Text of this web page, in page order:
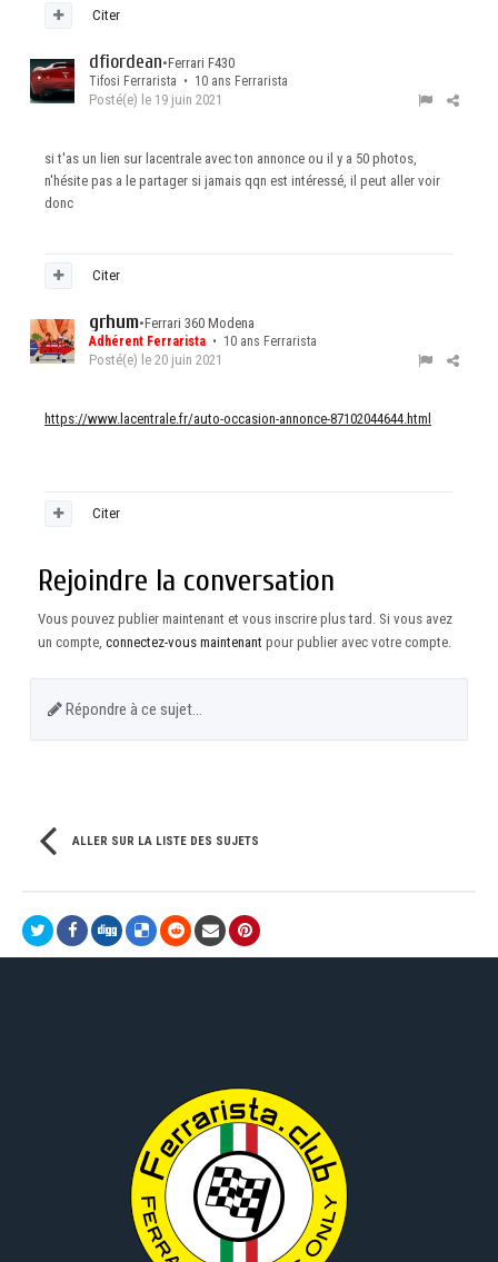
Citer
dfiordean•Ferrari F430
Tifosi Ferrarista • 10 ans Ferrarista
Posté(e) le 19 juin 2021
si t'as un lien sur lacentrale avec ton annonce ou il y a 50 photos,
n'hésite pas a le partager si jamais qqn est intéressé, il peut aller voir
donc
Citer
grhum•Ferrari 360 Modena
Adhérent Ferrarista • 10 ans Ferrarista
Posté(e) le 20 juin 2021
https://www.lacentrale.fr/auto-occasion-annonce-87102044644.html
Citer
Rejoindre la conversation
Vous pouvez publier maintenant et vous inscrire plus tard. Si vous avez
un compte, connectez-vous maintenant pour publier avec votre compte.
Répondre à ce sujet…
ALLER SUR LA LISTE DES SUJETS